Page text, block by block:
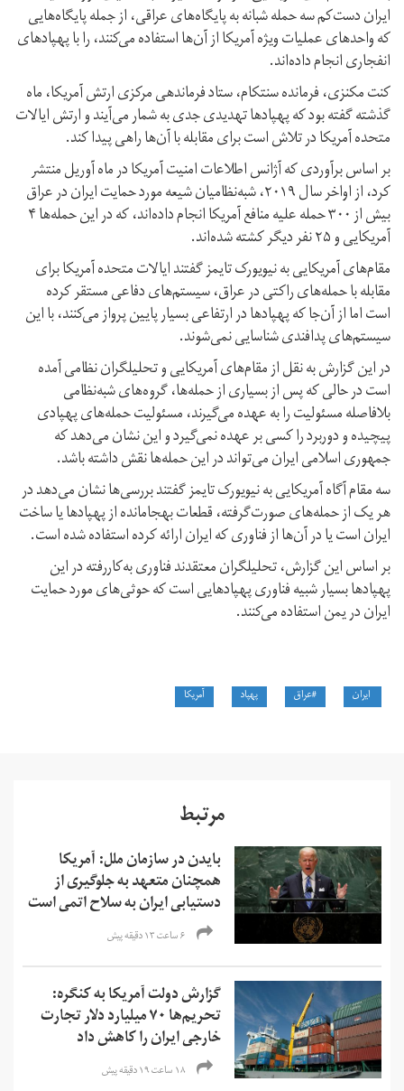
ایران دست‌کم سه حمله شبانه به پایگاه‌های عراقی، از جمله پایگاه‌هایی
که واحدهای عملیات ویژه آمریکا از آن‌ها استفاده می‌کنند، را با پهپادهای
انفجاری انجام داده‌اند.
کنت مکنزی، فرمانده سنتکام، ستاد فرماندهی مرکزی ارتش آمریکا، ماه
گذشته گفته بود که پهپادها تهدیدی جدی به شمار می‌آیند و ارتش ایالات
متحده آمریکا در تلاش است برای مقابله با آن‌ها راهی پیدا کند.
بر اساس برآوردی که آژانس اطلاعات امنیت آمریکا در ماه آوریل منتشر
کرد، از اواخر سال ۲۰۱۹، شبه‌نظامیان شیعه مورد حمایت ایران در عراق
بیش از ۳۰۰ حمله علیه منافع آمریکا انجام داده‌اند، که در این حمله‌ها ۴
آمریکایی و ۲۵ نفر دیگر کشته‌ شده‌اند.
مقام‌های آمریکایی به نیویورک تایمز گفتند ایالات متحده آمریکا برای
مقابله با حمله‌های راکتی در عراق، سیستم‌های دفاعی مستقر کرده
است اما از آن‌جا که پهپادها در ارتفاعی بسیار پایین پرواز می‌کنند، با این
سیستم‌های پدافندی شناسایی نمی‌شوند.
در این گزارش به نقل از مقام‌های آمریکایی و تحلیلگران نظامی آمده
است در حالی که پس از بسیاری از حمله‌ها، گروه‌های شبه‌نظامی
بلافاصله مسئولیت را به عهده می‌گیرند، مسئولیت حمله‌های پهپادی
پیچیده و دوربرد را کسی بر عهده نمی‌گیرد و این نشان‌ می‌دهد که
جمهوری اسلامی ایران می‌تواند در این حمله‌ها نقش داشته باشد.
سه مقام‌ آگاه آمریکایی به نیویورک تایمز گفتند بررسی‌ها نشان می‌دهد در
هر یک از حمله‌های صورت‌گرفته، قطعات بهجا‌مانده از پهپادها یا ساخت
ایران است یا در آن‌ها از فناوری که ایران ارائه کرده استفاده شده است.
بر اساس این گزارش، تحلیلگران معتقدند فناوری به‌کاررفته در این
پهپادها بسیار شبیه فناوری پهپادهایی است که حوثی‌های مورد حمایت
ایران در یمن استفاده می‌کنند.
ایران #عراق پهپاد آمریکا
مرتبط
بایدن در سازمان ملل: آمریکا
همچنان متعهد به جلوگیری از
دستیابی ایران به سلاح اتمی است
۶ ساعت ۱۳ دقیقه پیش
گزارش دولت آمریکا به کنگره:
تحریم‌ها ۷۰ میلیارد دلار تجارت
خارجی ایران را کاهش داد
۱۸ ساعت ۱۹ دقیقه پیش